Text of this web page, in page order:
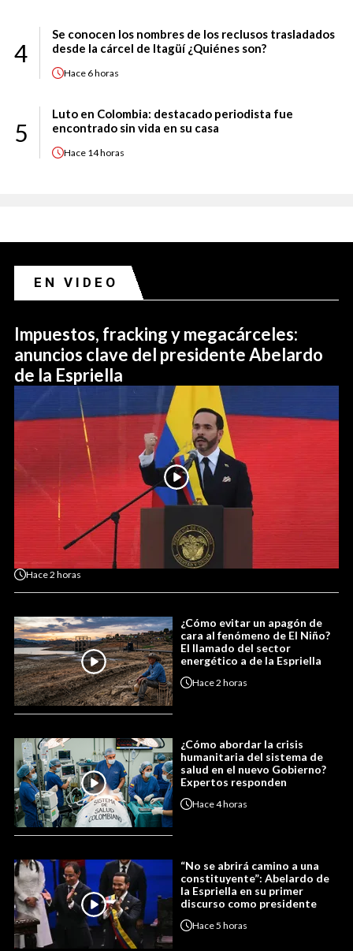
4
Se conocen los nombres de los reclusos trasladados
desde la cárcel de Itagüí ¿Quiénes son?
Hace 6 horas
5
Luto en Colombia: destacado periodista fue
encontrado sin vida en su casa
Hace 14 horas
EN VIDEO
Impuestos, fracking y megacárceles:
anuncios clave del presidente Abelardo
de la Espriella
Hace2 horas
¿Cómo evitar un apagón de
cara al fenómeno de El Niño?
El llamado del sector
energético a de la Espriella
Hace2 horas
¿Cómo abordar la crisis
humanitaria del sistema de
salud en el nuevo Gobierno?
Expertos responden
Hace4 horas
“No se abrirá camino a una
constituyente”: Abelardo de
la Espriella en su primer
discurso como presidente
Hace5 horas